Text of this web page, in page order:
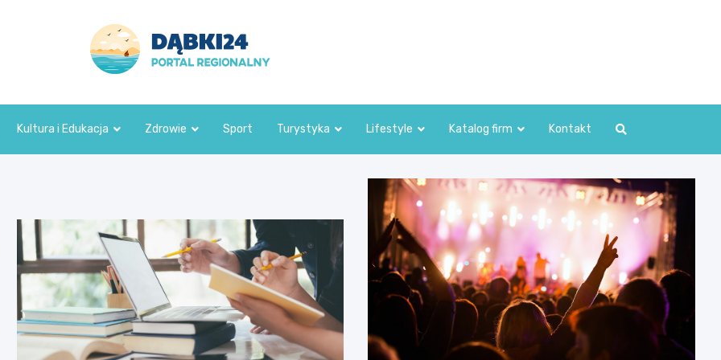
dabki24.pl
Kultura i Edukacja Zdrowie Sport Turystyka Lifestyle Katalog firm Kontakt